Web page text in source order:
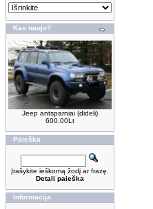
Kas naujo?
Jeep antsparniai (dideli)
600.00Lt
Paieška
Įrašykite ieškomą žodį ar frazę.
Detali paieška
Informacija